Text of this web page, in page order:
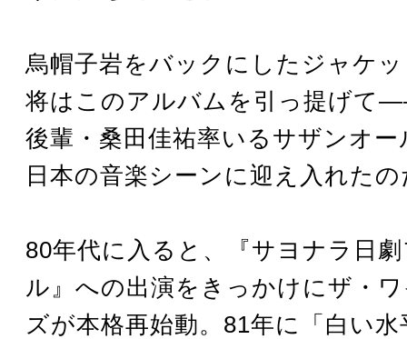
烏帽子岩をバックにしたジャケ
将はこのアルバムを引っ提げて
後輩・桑田佳祐率いるサザンオ
日本の音楽シーンに迎え入れたの
80年代に入ると、『サヨナラ日
ル』への出演をきっかけにザ・
ズが本格再始動。81年に「白い